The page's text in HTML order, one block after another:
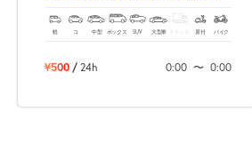
軽 コ 中型 ボックス SUV 大型車 トラック 原付 バイク
¥500 / 24h 0:00 〜 0:00